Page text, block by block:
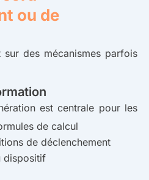
ou de
des mécanismes parfois
est centrale pour les
de calcul
de déclenchement
dispositif